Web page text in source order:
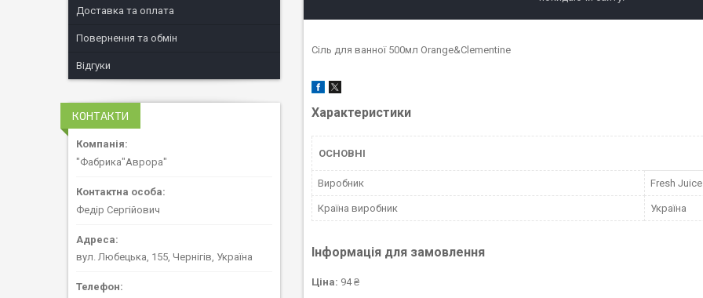
Сіль для ванної 500мл Orange&Clementine
Характеристики
ОСНОВНІ
Виробник Fresh Juice
Країна виробник Україна
Інформація для замовлення
Ціна: 94 ₴
Доставка та оплата
Повернення та обмін
Відгуки
КОНТАКТИ
"Фабрика"Аврора"
Федір Сергійович
вул. Любецька, 155, Чернігів, Україна